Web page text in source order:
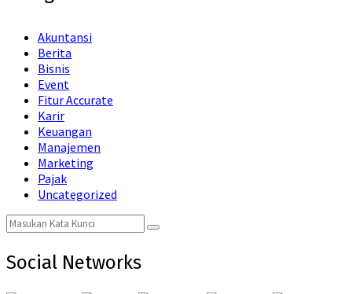
Akuntansi
Berita
Bisnis
Event
Fitur Accurate
Karir
Keuangan
Manajemen
Marketing
Pajak
Uncategorized
Search
for:
Search
Social Networks